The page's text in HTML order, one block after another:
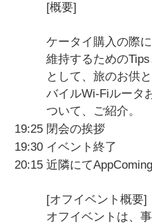
[概要]
ケータイ購入の際
維持するための
として、旅のお供
バイルWi-Fiルータ
ついて、ご紹介。
19:25 閉会の挨拶
19:30 イベント終了
20:15 近隣にて
[オフイベント概要]
オフイベントは、